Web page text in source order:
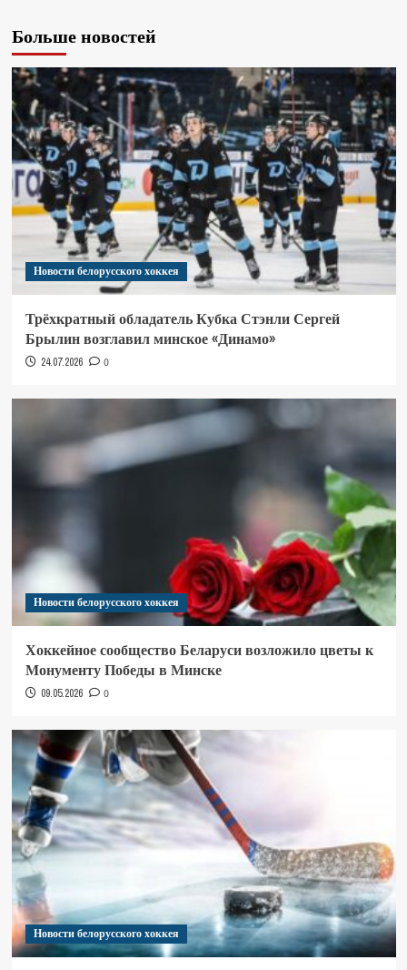
Больше новостей
Новости белорусского хоккея
Трёхкратный обладатель Кубка Стэнли Сергей
Брылин возглавил минское «Динамо»
24.07.2026 0
Новости белорусского хоккея
Хоккейное сообщество Беларуси возложило цветы к
Монументу Победы в Минске
09.05.2026 0
Новости белорусского хоккея